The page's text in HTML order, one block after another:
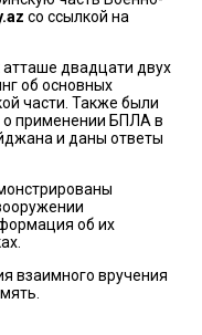
со ссылкой на
двадцати двух
об основных
части. Также были
применении БПЛА в
и даны ответы
об их
взаимного вручения